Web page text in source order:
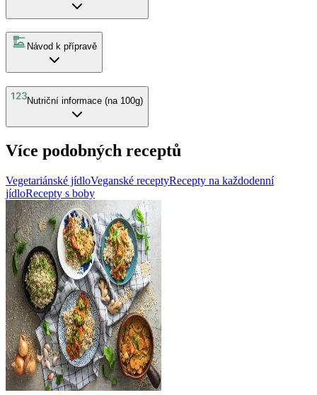
Návod k přípravě
Nutriční informace (na 100g)
Více podobných receptů
Vegetariánské jídloVeganské receptyRecepty na každodenní
jídloRecepty s boby